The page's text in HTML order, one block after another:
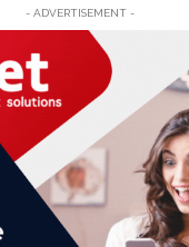
- ADVERTISEMENT -